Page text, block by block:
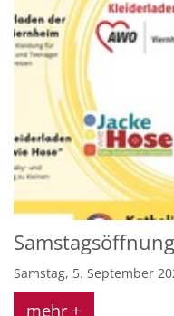
Samstag, 5. September
mehr +